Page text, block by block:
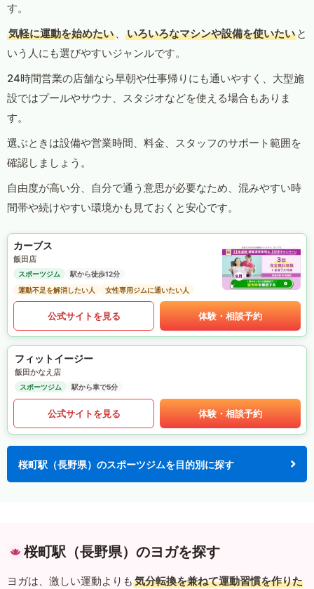
す。
気軽に運動を始めたい 、 いろいろなマシンや設備を使いたい と
いう人にも選びやすいジャンルです。
24時間営業の店舗なら早朝や仕事帰りにも通いやすく、大型施
設ではプールやサウナ、スタジオなどを使える場合もありま
す。
選ぶときは設備や営業時間、料金、スタッフのサポート範囲を
確認しましょう。
自由度が高い分、自分で通う意思が必要なため、混みやすい時
間帯や続けやすい環境かも見ておくと安心です。
カーブス
飯田店
スポーツジム
駅から徒歩12分
運動不足を解消したい人
女性専用ジムに通いたい人
公式サイトを見る 体験・相談予約
フィットイージー
飯田かなえ店
スポーツジム 駅から車で5分
公式サイトを見る 体験・相談予約
桜町駅（長野県）のスポーツジムを目的別に探す
桜町駅（長野県）のヨガを探す
ヨガは、激しい運動よりも 気分転換を兼ねて運動習慣を作りた